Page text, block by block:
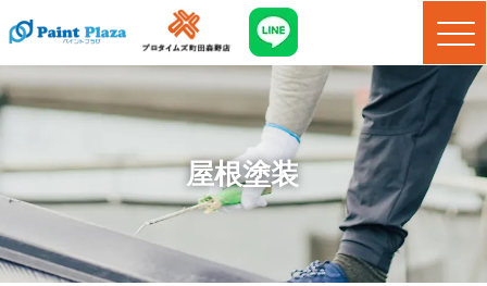
屋根塗装